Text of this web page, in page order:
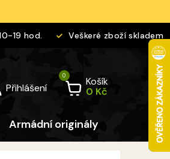
hod. Veškeré zboží skladem
Košík
Armádní originály Pro děti